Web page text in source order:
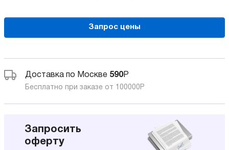
Запрос цены
Доставка по Москве 590Р
Бесплатно при заказе от 100000 Р
Запросить
оферту